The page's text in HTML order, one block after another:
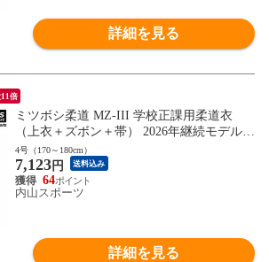
詳細を見る
倍
ミツボシ柔道 MZ-III 学校正課用柔道衣
（上衣＋ズボン＋帯） 2026年継続モデル
【J062 授業用 柔道着セット 初心者用 入門
用/名入れ・刺繍加工不可】【翌日配達対
象】[自社]
4号（170～180cm）
7,123円 送料込み
64
内山スポーツ
詳細を見る